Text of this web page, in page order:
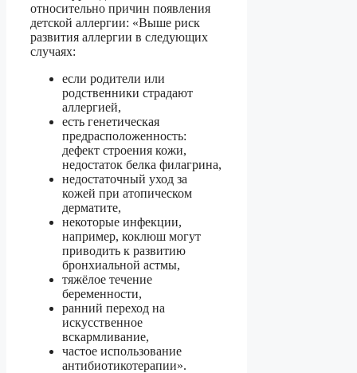
относительно причин появления
детской аллергии: «Выше риск
развития аллергии в следующих
случаях:
если родители или
родственники страдают
аллергией,
есть генетическая
предрасположенность:
дефект строения кожи,
недостаток белка филагрина,
недостаточный уход за
кожей при атопическом
дерматите,
некоторые инфекции,
например, коклюш могут
приводить к развитию
бронхиальной астмы,
тяжёлое течение
беременности,
ранний переход на
искусственное
вскармливание,
частое использование
антибиотикотерапии».